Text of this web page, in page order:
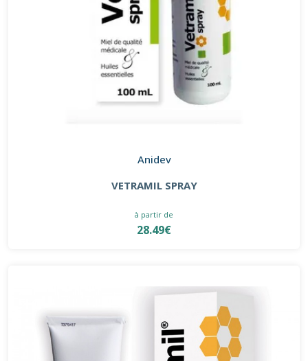
Anidev
VETRAMIL SPRAY
à partir de
28.49€